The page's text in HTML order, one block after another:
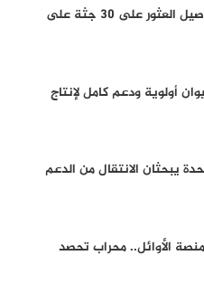
شهود يكشفون تفاصيل العثور على 30 جثة على
أولوية ودعم كامل لإنتاج
يبحثان الانتقال من الدعم
الأوائل.. محراب تحصد